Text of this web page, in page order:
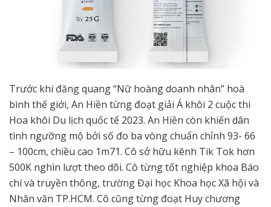
Trước khi đăng quang “Nữ hoàng doanh nhân” hoà
bình thế giới, An Hiền từng đoạt giải Á khôi 2 cuộc thi
Hoa khôi Du lịch quốc tế 2023. An Hiền còn khiến dân
tình ngưỡng mộ bởi số đo ba vòng chuẩn chỉnh 93- 66
– 100cm, chiều cao 1m71. Cô sở hữu kênh Tik Tok hơn
500K nghìn lượt theo dõi. Cô từng tốt nghiệp khoa Báo
chí và truyền thông, trường Đại học Khoa học Xã hội và
Nhân văn TP.HCM. Cô cũng từng đoạt Huy chương